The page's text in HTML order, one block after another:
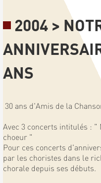
2004 >
ANS
30 ans d'Amis de la
Avec 3 concerts intitulés : "
choeur "
Pour ces concerts
par les choristes dans le
chorale depuis ses débuts.